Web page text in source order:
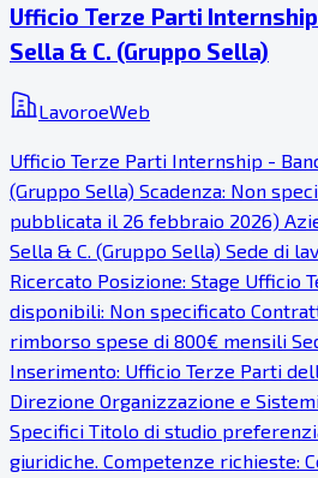
Ufficio Terze Parti
Sella & C. (Gruppo Sella)
LavoroeWeb
Ufficio Terze Parti Internship -
(Gruppo Sella) Scadenza: Non
pubblicata il 26 febbraio 2026)
Sella & C. (Gruppo Sella) Sede di
Ricercato Posizione: Stage Ufficio
disponibili: Non specificato
rimborso spese di 800€ mensili
Inserimento: Ufficio Terze Parti
Direzione Organizzazione e
Specifici Titolo di studio
giuridiche. Competenze richieste: